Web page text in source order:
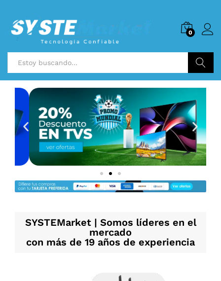
0
SYSTEMarket | Somos líderes en el
mercado
con más de 19 años de experiencia